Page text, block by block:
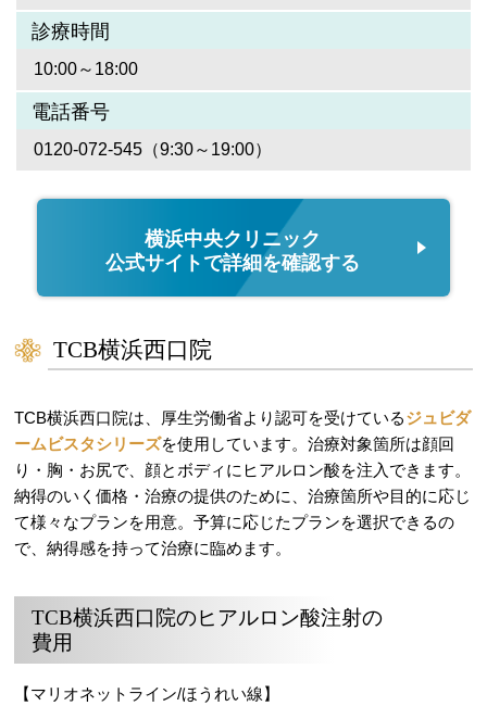
診療時間
10:00～18:00
電話番号
0120-072-545（9:30～19:00）
横浜中央クリニック
公式サイトで詳細を確認する
TCB横浜西口院
TCB横浜西口院は、厚生労働省より認可を受けているジュビダ
ームビスタシリーズを使用しています。治療対象箇所は顔回
り・胸・お尻で、顔とボディにヒアルロン酸を注入できます。
納得のいく価格・治療の提供のために、治療箇所や目的に応じ
て様々なプランを用意。予算に応じたプランを選択できるの
で、納得感を持って治療に臨めます。
TCB横浜西口院のヒアルロン酸注射の
費用
【マリオネットライン/ほうれい線】